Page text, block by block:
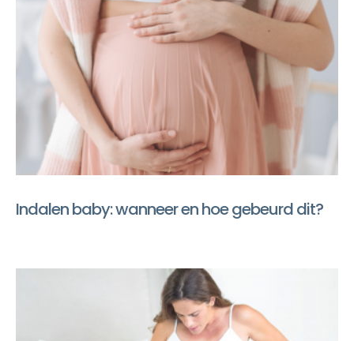
Indalen baby: wanneer en hoe gebeurd dit?